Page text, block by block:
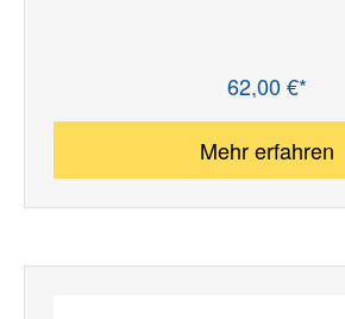
62,00 €*
Mehr erfahren